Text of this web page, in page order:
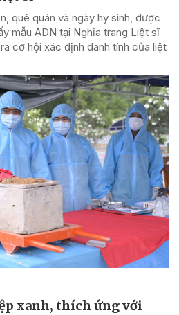
quê quán và ngày hy sinh, được
mẫu ADN tại Nghĩa trang Liệt sĩ
cơ hội xác định danh tính của liệt
xanh, thích ứng với